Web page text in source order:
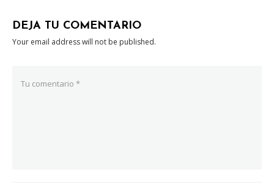
DEJA TU COMENTARIO
Your email address will not be published.